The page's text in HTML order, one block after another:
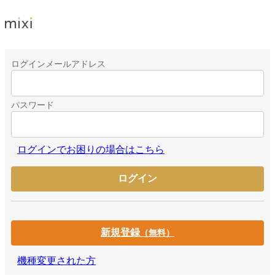
ログインメールアドレス
パスワード
ログインでお困りの場合はこちら
新規登録（無料）
機種変更された方